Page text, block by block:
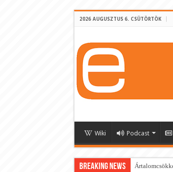
2026 AUGUSZTUS 6. CSÜTÖRTÖK
Wiki Podcast
BREAKING NEWS